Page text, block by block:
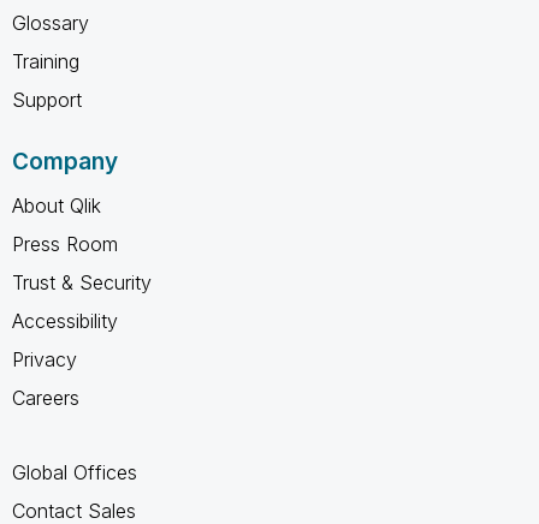
Glossary
Training
Support
Company
About Qlik
Press Room
Trust & Security
Accessibility
Privacy
Careers
Global Offices
Contact Sales